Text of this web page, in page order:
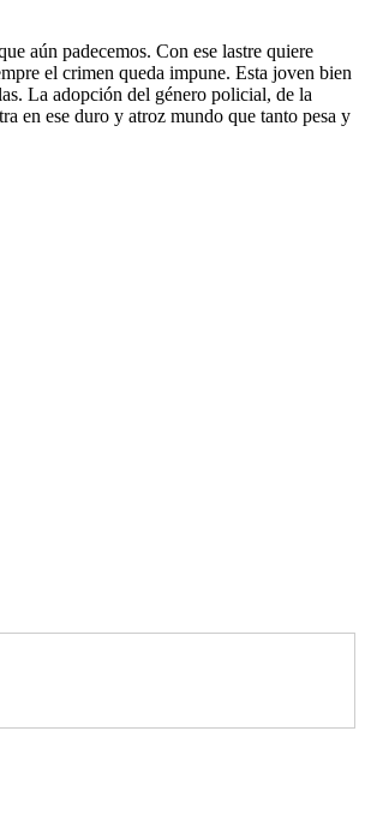
aún padecemos. Con ese lastre quiere
el crimen queda impune. Esta joven bien
La adopción del género policial, de la
en ese duro y atroz mundo que tanto pesa y